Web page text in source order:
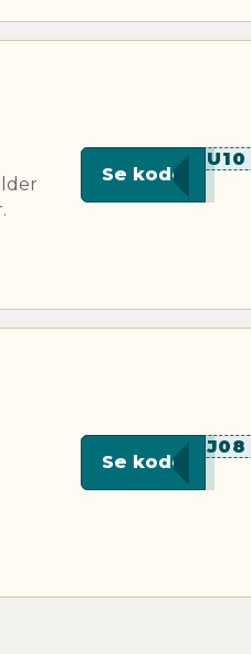
***U10
Se kode
***J08
Se kode